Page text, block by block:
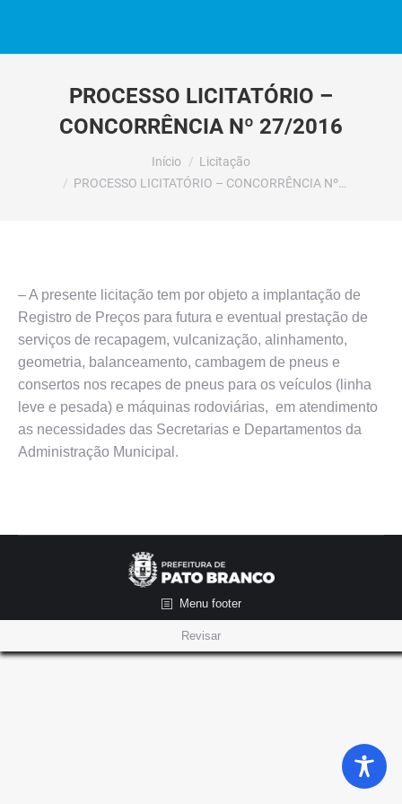
PROCESSO LICITATÓRIO –
CONCORRÊNCIA Nº 27/2016
Início
Licitação
PROCESSO LICITATÓRIO – CONCORRÊNCIA Nº…
– A presente licitação tem por objeto a implantação de
Registro de Preços para futura e eventual prestação de
serviços de recapagem, vulcanização, alinhamento,
geometria, balanceamento, cambagem de pneus e
consertos nos recapes de pneus para os veículos (linha
leve e pesada) e máquinas rodoviárias, em atendimento
as necessidades das Secretarias e Departamentos da
Administração Municipal.
Menu footer
Revisar